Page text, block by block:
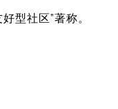
型社区”著称。